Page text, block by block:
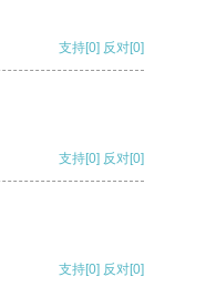
支持[0] 反对[0]
支持[0] 反对[0]
支持[0] 反对[0]